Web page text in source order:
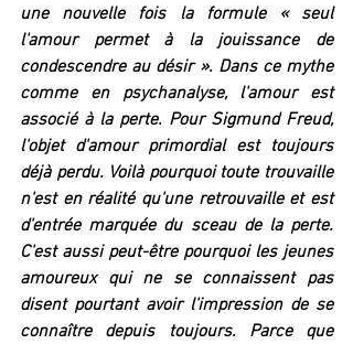
une nouvelle fois la formule « seul
l'amour permet à la jouissance de
condescendre au désir ». Dans ce mythe
comme en psychanalyse, l'amour est
associé à la perte. Pour Sigmund Freud,
l'objet d'amour primordial est toujours
déjà perdu. Voilà pourquoi toute trouvaille
n'est en réalité qu'une retrouvaille et est
d'entrée marquée du sceau de la perte.
C'est aussi peut-être pourquoi les jeunes
amoureux qui ne se connaissent pas
disent pourtant avoir l'impression de se
connaître depuis toujours. Parce que